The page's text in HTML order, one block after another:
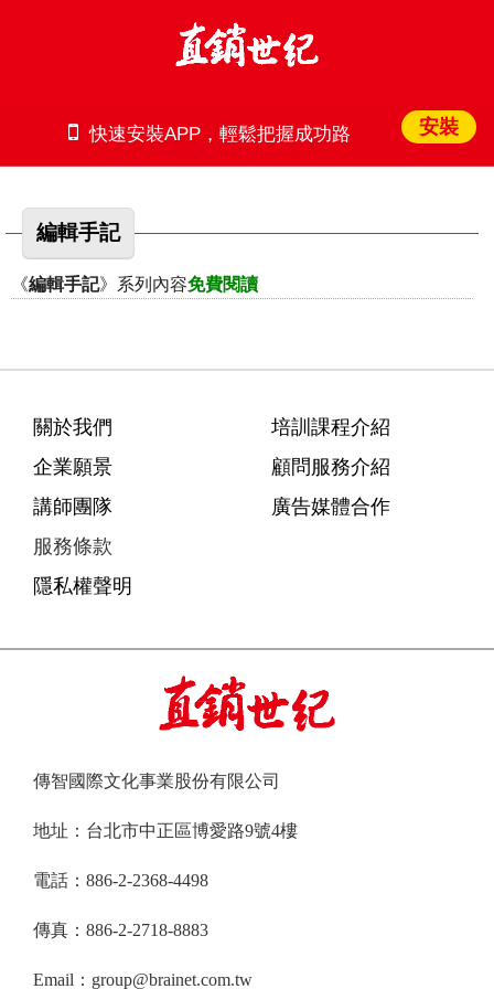
快速安裝APP，輕鬆把握成功路 安裝
編輯手記
《編輯手記》系列內容免費閱讀
關於我們
企業願景
講師團隊
服務條款
隱私權聲明
培訓課程介紹
顧問服務介紹
廣告媒體合作
傳智國際文化事業股份有限公司
地址：台北市中正區博愛路9號4樓
電話：886-2-2368-4498
傳真：886-2-2718-8883
Email：group@brainet.com.tw